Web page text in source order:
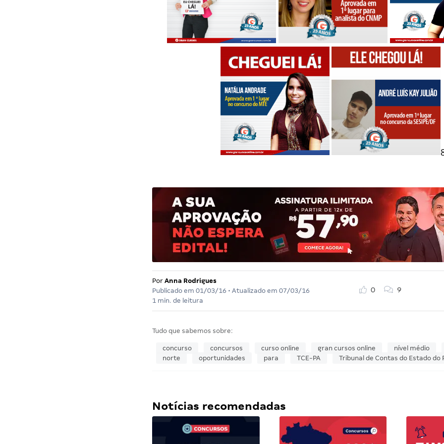
Por Anna Rodrigues
Publicado em 01/03/16 • Atualizado em 07/03/16
1 min. de leitura
0 9
Tudo que sabemos sobre:
concurso concursos curso online gran cursos online
nível médio
norte
oportunidades para TCE-PA Tribunal de Contas do Estado do
Notícias recomendadas